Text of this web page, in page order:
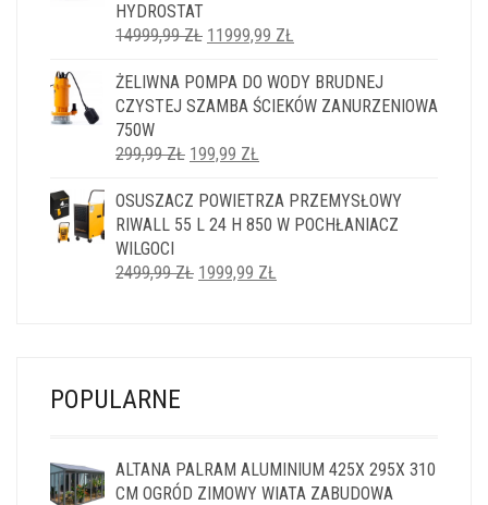
HYDROSTAT
14999,99ZŁ PIERWOTNA
WYNOSIŁA:
14999,99 ZŁ.
11999,99 ZŁ
WYNOSI:
11999,99 ZŁ.
ŻELIWNA POMPA DO WODY BRUDNEJ
CZYSTEJ SZAMBA ŚCIEKÓW ZANURZENIOWA
750W
299,99ZŁ PIERWOTNA
WYNOSIŁA:
299,99 ZŁ.
199,99 ZŁ
WYNOSI:
199,99 ZŁ.
OSUSZACZ POWIETRZA PRZEMYSŁOWY
RIWALL 55 L 24 H 850 W POCHŁANIACZ
WILGOCI
2499,99ZŁ PIERWOTNA
1999,99 ZŁ
POPULARNE
ALTANA PALRAM ALUMINIUM 425X 295X 310
CM OGRÓD ZIMOWY WIATA ZABUDOWA